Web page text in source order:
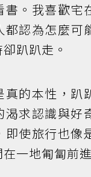
書。我喜歡宅
都認為怎麼可
趴趴走。
真的本性，趴
渴求認識與好
即使旅行也像
一地匍匐前進